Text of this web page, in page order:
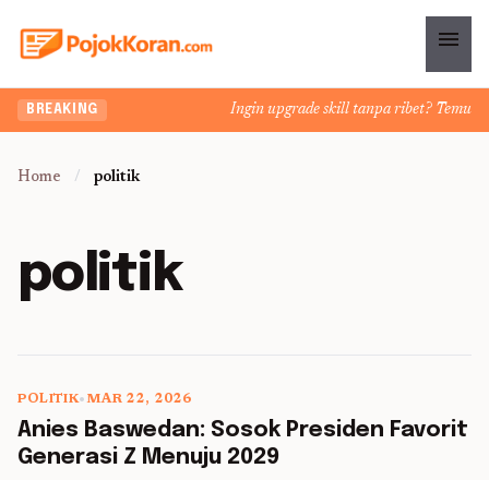
menu
BREAKING Ingin upgrade skill tanpa ribet?
Home / politik
politik
5 min read
POLITIK•MAR 22, 2026
Anies Baswedan: Sosok Presiden Favorit
Generasi Z Menuju 2029